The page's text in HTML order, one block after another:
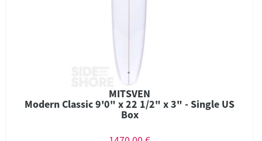
MITSVEN
Modern Classic 9'0" x 22 1/2" x 3" - Single US
Box